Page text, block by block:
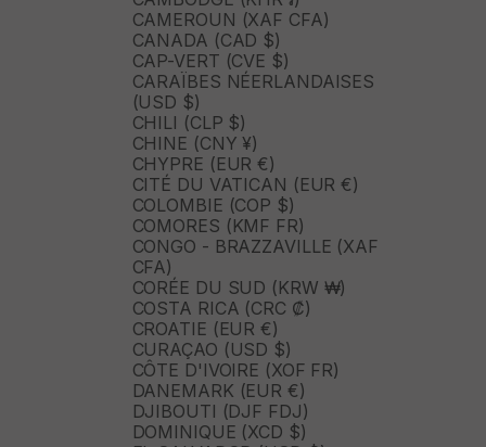
CAMEROUN (XAF CFA)
CANADA (CAD $)
CAP-VERT (CVE $)
CARAÏBES NÉERLANDAISES
(USD $)
CHILI (CLP $)
CHINE (CNY ¥)
CHYPRE (EUR €)
CITÉ DU VATICAN (EUR €)
COLOMBIE (COP $)
COMORES (KMF FR)
CONGO - BRAZZAVILLE (XAF
CFA)
CORÉE DU SUD (KRW ₩)
COSTA RICA (CRC ₡)
CROATIE (EUR €)
CURAÇAO (USD $)
CÔTE D'IVOIRE (XOF FR)
DANEMARK (EUR €)
DJIBOUTI (DJF FDJ)
DOMINIQUE (XCD $)